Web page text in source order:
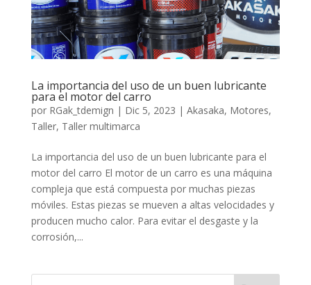
La importancia del uso de un buen lubricante
para el motor del carro
por RGak_tdemign | Dic 5, 2023 | Akasaka, Motores,
Taller, Taller multimarca
La importancia del uso de un buen lubricante para el
motor del carro El motor de un carro es una máquina
compleja que está compuesta por muchas piezas
móviles. Estas piezas se mueven a altas velocidades y
producen mucho calor. Para evitar el desgaste y la
corrosión,...